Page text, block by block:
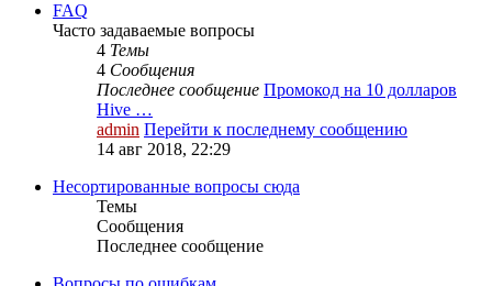
FAQ
Часто задаваемые вопросы
4 Темы
4 Сообщения
Последнее сообщение Промокод на 10 долларов
Hive …
admin Перейти к последнему сообщению
14 авг 2018, 22:29
Несортированные вопросы сюда
Темы
Сообщения
Последнее сообщение